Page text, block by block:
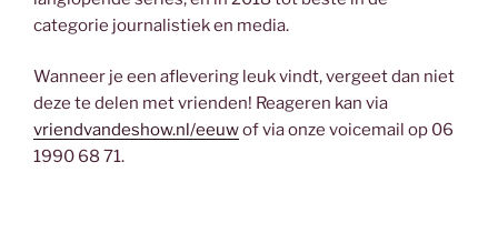
categorie journalistiek en media.
Wanneer je een aflevering leuk vindt, vergeet dan niet
deze te delen met vrienden! Reageren kan via
vriendvandeshow.nl/eeuwof via onze voicemail op 06
1990 68 71.